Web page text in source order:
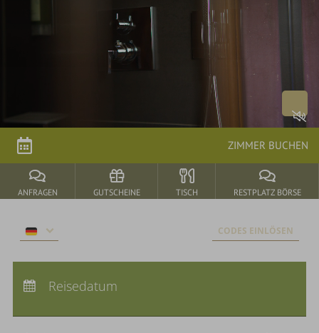
ZIMMER BUCHEN
ANFRAGEN GUTSCHEINE TISCH RESTPLATZ BÖRSE
Genuss
&
Feiern
Durbach
&
Umgebung
CODES EINLÖSEN
Abreise:keine Auswahl
Reisedatum